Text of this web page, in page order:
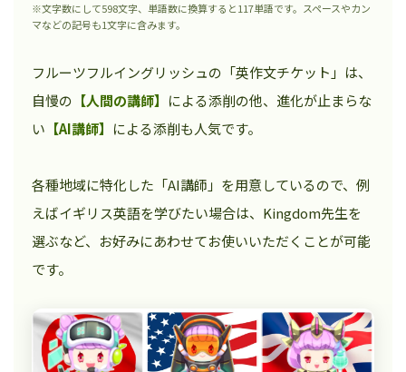
※文字数にして598文字、単語数に換算すると117単語です。スペースやカン
マなどの記号も1文字に含みます。
フルーツフルイングリッシュの「英作文チケット」は、
自慢の 【人間の講師】 による添削の他、進化が止まらな
い 【AI講師】 による添削も人気です。
各種地域に特化した「AI講師」を用意しているので、例
えばイギリス英語を学びたい場合は、Kingdom先生を
選ぶなど、お好みにあわせてお使いいただくことが可能
です。